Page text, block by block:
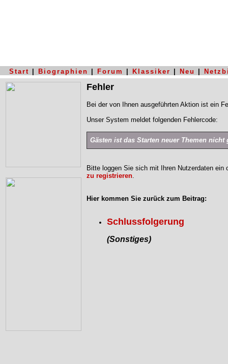
Start Biographien Forum Klassiker Neu
Fehler
Bei der von Ihnen ausgeführten Aktion ist ein
Unser System meldet folgenden Fehlercode:
Gästen ist das Starten neuer Themen nicht
Bitte loggen Sie sich mit Ihren Nutzerdaten
zu registrieren.
Hier kommen Sie zurück zum Beitrag:
Schlussfolgerung
(Sonstiges)